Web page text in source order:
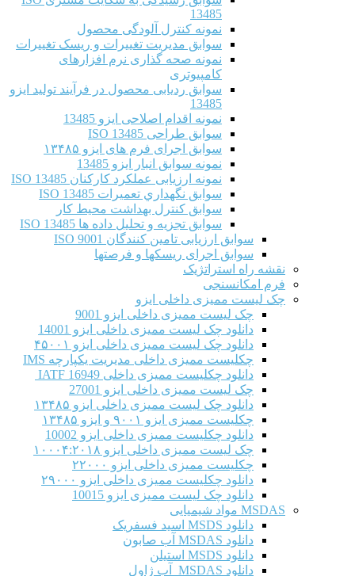
13485
نمونه کنترل آلودگی محصول
سوابق مدیریت تغییرات و ریسک تغییرات
نمونه صحه گذاری نرم افزارهای
کامپیوتری
سوابق ردیابی محصول در فرآیند تولید ایزو
13485
نمونه اقدام اصلاحی ایزو 13485
سوابق طراحی ISO 13485
سوابق اجرای فرم های ایزو ۱۳۴۸۵
نمونه سوابق انبار ایزو 13485
نمونه ارزیابی عملکرد کارکنان ISO 13485
سوابق نگهداري تعميرات ISO 13485
سوابق کنترل بهداشت محیط کار
سوابق تجزیه و تحلیل داده ها ISO 13485
سوابق ارزیابی تامین کنندگان ISO 9001
سوابق اجرای ریسکها و فرصتها
نقشه راه استراتژیک
فرم امکانسنجی
چک لیست ممیزی داخلی ایزو
چک لیست ممیزی داخلی ایزو 9001
دانلود چک لیست ممیزی داخلی ایزو 14001
دانلود چک لیست ممیزی داخلی ایزو ۴۵۰۰۱
چکلیست ممیزی داخلی مدیریت یکپارچه IMS
دانلود چکلیست ممیزی داخلی IATF 16949
چک لیست ممیزی داخلی ایزو 27001
دانلود چک لیست ممیزی داخلی ایزو ۱۳۴۸۵
چکلیست ممیزی ایزو ۹۰۰۱ و ایزو ۱۳۴۸۵
دانلود چکلیست ممیزی داخلی ایزو 10002
چک لیست ممیزی داخلی ایزو ۱۰۰۰۴:۲۰۱۸
چکلیست ممیزی داخلی ایزو ۲۲۰۰۰
دانلود چکلیست ممیزی داخلی ایزو ۲۹۰۰۰
دانلود چک لیست ممیزی ایزو 10015
MSDAS مواد شیمیایی
دانلود MSDS اسید فسفریک
دانلود MSDAS آب صابون
دانلود MSDS استیلن
دانلود MSDAS آب ژاول